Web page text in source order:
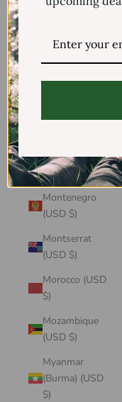
Mayotte (USD
Mexico (USD $)
Mongolia (USD
$)
Montenegro
(USD $)
Montserrat
(USD $)
Morocco (USD
$)
Mozambique
(USD $)
Myanmar
(Burma) (USD
$)